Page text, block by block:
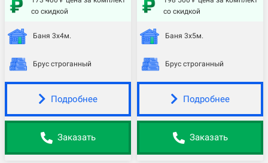
со скидкой
Баня 3х4м.
Брус строганный
Подробнее
Заказать
со скидкой
Баня 3х5м.
Брус строганный
Подробнее
Заказать